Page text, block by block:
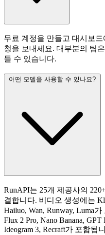
무료 계정을 만들고 대시보
청을 보내세요. 대부분의 팀
들 수 있습니다.
어떤 모델을 사용할 수 있나요?
RunAPI는 25개 제공사의
결합니다. 비디오 생성에는
Hailuo, Wan, Runway, Luma
Flux 2 Pro, Nano Banana, GPT
Ideogram 3, Recraft가 포함됩